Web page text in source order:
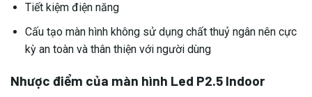
Tiết kiệm điện năng
Cấu tạo màn hình không sử dụng chất thuỷ ngân nên cực
kỳ an toàn và thân thiện với người dùng
Nhược điểm của màn hình Led P2.5 Indoor